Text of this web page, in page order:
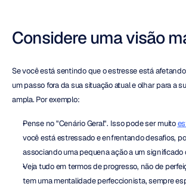
Considere uma visão
Se você está sentindo que o estresse está
um passo fora da sua situação atual e olhar para a
ampla. Por exemplo:
Pense no "Cenário Geral". Isso pode ser muito
você está estressado e enfrentando desafios,
associando uma pequena ação a um significado
Veja tudo em termos de progresso, não de
tem uma mentalidade perfeccionista, sempre